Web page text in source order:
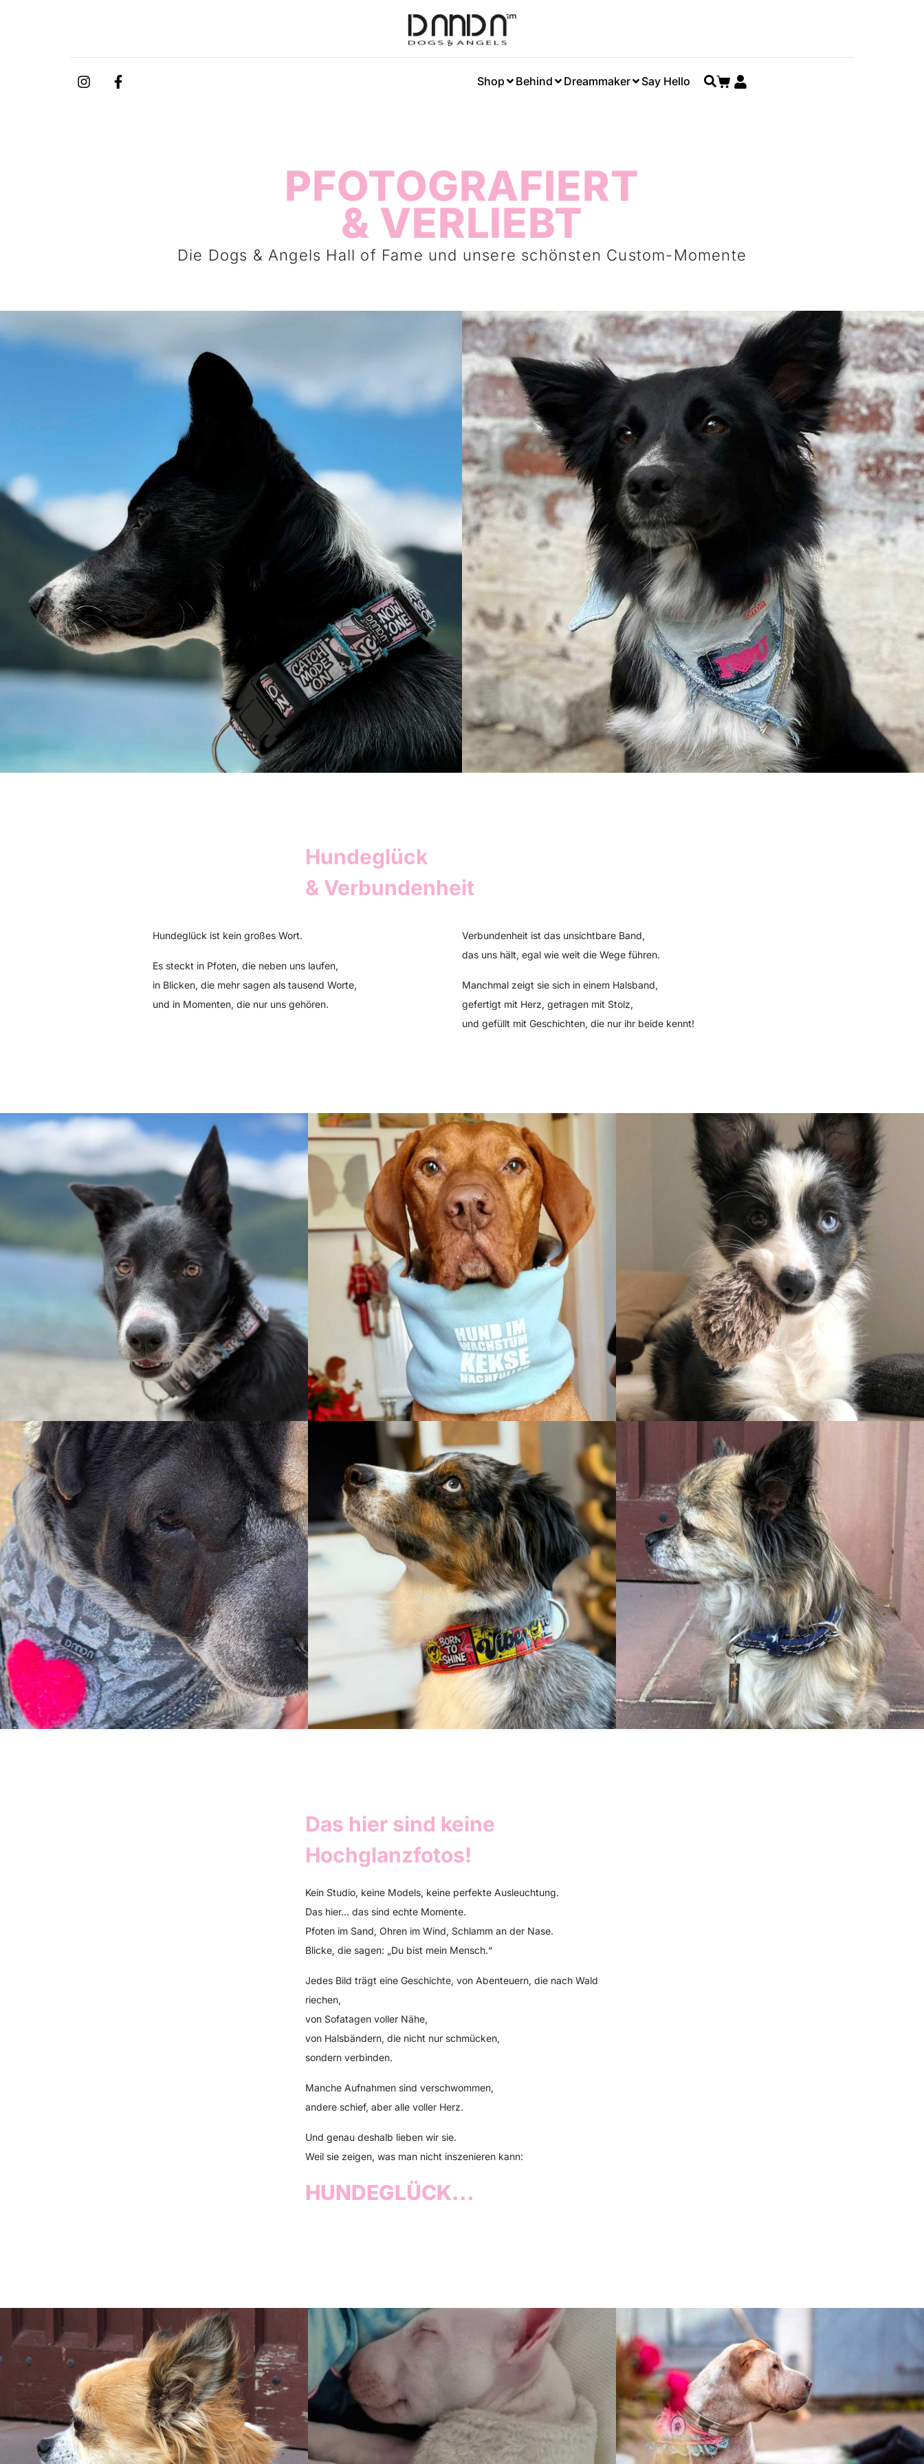
Shop Behind Dreammaker Say Hello
PFOTOGRAFIERT
& VERLIEBT
Die Dogs & Angels Hall of Fame und unsere schönsten Custom-Momente
Hundeglück
& Verbundenheit
Hundeglück ist kein großes Wort.
Es steckt in Pfoten, die neben uns laufen,
in Blicken, die mehr sagen als tausend Worte,
und in Momenten, die nur uns gehören.
Verbundenheit ist das unsichtbare Band,
das uns hält, egal wie weit die Wege führen.
Manchmal zeigt sie sich in einem Halsband,
gefertigt mit Herz, getragen mit Stolz,
und gefüllt mit Geschichten, die nur ihr beide kennt!
Das hier sind keine
Hochglanzfotos!
Kein Studio, keine Models, keine perfekte Ausleuchtung.
Das hier… das sind echte Momente.
Pfoten im Sand, Ohren im Wind, Schlamm an der Nase.
Blicke, die sagen: „Du bist mein Mensch.“
Jedes Bild trägt eine Geschichte, von Abenteuern, die nach Wald
riechen,
von Sofatagen voller Nähe,
von Halsbändern, die nicht nur schmücken,
sondern verbinden.
Manche Aufnahmen sind verschwommen,
andere schief, aber alle voller Herz.
Und genau deshalb lieben wir sie.
Weil sie zeigen, was man nicht inszenieren kann:
HUNDEGLÜCK...